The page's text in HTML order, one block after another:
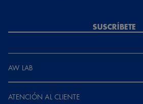
SUSCRÍBETE
AW LAB
ATENCIÓN AL CLIENTE